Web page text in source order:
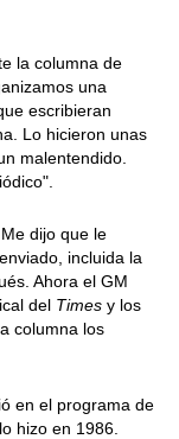
la columna de
una
escribieran
Lo hicieron unas
malentendido.
dijo que le
incluida la
Ahora el GM
del Times y los
columna los
en el programa de
hizo en 1986.